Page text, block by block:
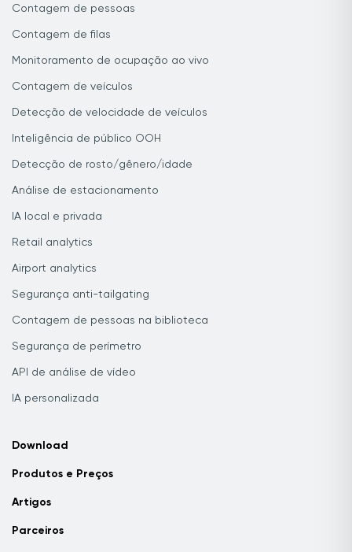
Contagem de pessoas
Contagem de filas
Monitoramento de ocupação ao vivo
Contagem de veículos
Detecção de velocidade de veículos
Inteligência de público OOH
Detecção de rosto/gênero/idade
Análise de estacionamento
IA local e privada
Retail analytics
Airport analytics
Segurança anti-tailgating
Contagem de pessoas na biblioteca
Segurança de perímetro
API de análise de vídeo
IA personalizada
Download
Produtos e Preços
Artigos
Parceiros